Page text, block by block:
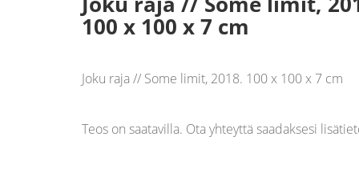
100 x 100 x 7 cm
Joku raja // Some limit, 2018. 100 x 100 x 7 cm
Teos on saatavilla. Ota yhteyttä saadaksesi